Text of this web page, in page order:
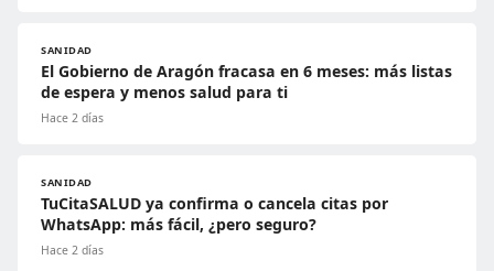
SANIDAD
El Gobierno de Aragón fracasa en 6 meses: más listas
de espera y menos salud para ti
Hace 2 días
SANIDAD
TuCitaSALUD ya confirma o cancela citas por
WhatsApp: más fácil, ¿pero seguro?
Hace 2 días